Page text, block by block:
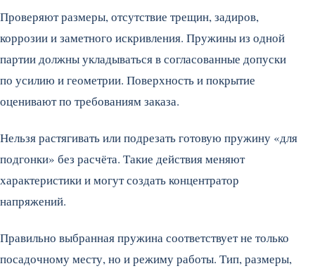
Проверяют размеры, отсутствие трещин, задиров,
коррозии и заметного искривления. Пружины из одной
партии должны укладываться в согласованные допуски
по усилию и геометрии. Поверхность и покрытие
оценивают по требованиям заказа.
Нельзя растягивать или подрезать готовую пружину «для
подгонки» без расчёта. Такие действия меняют
характеристики и могут создать концентратор
напряжений.
Правильно выбранная пружина соответствует не только
посадочному месту, но и режиму работы. Тип, размеры,